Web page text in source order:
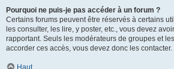
Pourquoi ne puis-je pas accéder à un forum ?
Certains forums peuvent être réservés à certains
les consulter, les lire, y poster, etc., vous devez
rapportant. Seuls les modérateurs de groupes et
accorder ces accès, vous devez donc les contacter.
Haut